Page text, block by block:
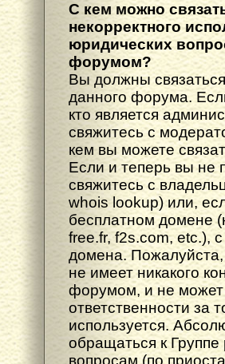
С кем можно
некорректного
юридических
форумом?
Вы должны
данного форума.
кто является
свяжитесь с
кем вы можете
Если и теперь вы не
свяжитесь с
whois lookup) или,
бесплатном домене
free.fr, f2s.com, etc.),
домена. Пожалуйста,
не имеет никакого
форумом, и не может
ответственности за
используется.
обращаться к
вопросам (по